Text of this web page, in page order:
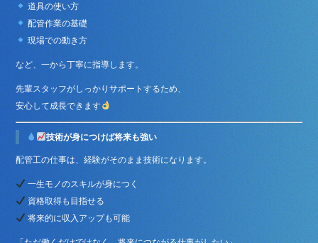
道具の使い方
配管作業の基礎
現場での動き方
など、一から丁寧に指導します。
先輩スタッフがしっかりサポートするため、
安心して成長できます
技術が身につけば将来も強い
配管工の仕事は、経験がそのまま技術になります。
一生モノのスキルが身につく
資格取得も目指せる
将来的に収入アップも可能